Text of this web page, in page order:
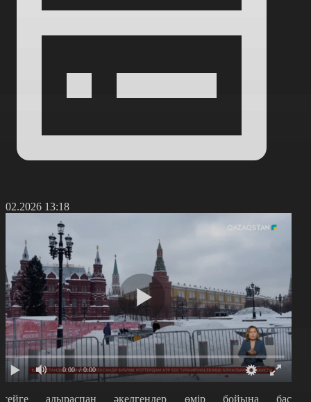
13:18
0:00 / 0:00
адыраспан әкелгендер өмір бойына бас